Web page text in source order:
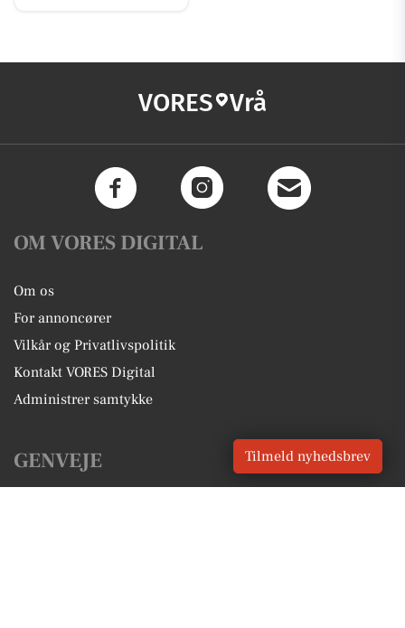
VORES Vrå
OM VORES DIGITAL
Om os
For annoncører
Vilkår og Privatlivspolitik
Kontakt VORES Digital
Administrer samtykke
GENVEJE Tilmeld nyhedsbrev